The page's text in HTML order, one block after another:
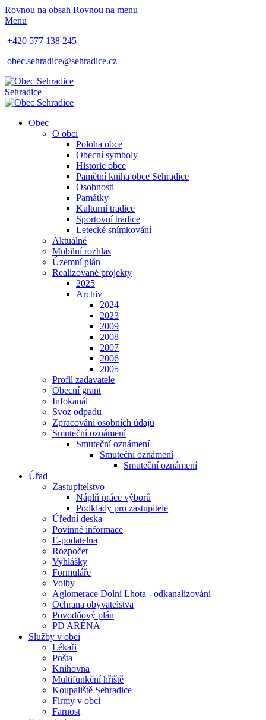
Rovnou na obsah Rovnou na menu
Menu
+420 577 138 245
obec.sehradice@sehradice.cz
Sehradice
Obec
O obci
Poloha obce
Obecní symboly
Historie obce
Pamětní kniha obce Sehradice
Osobnosti
Památky
Kulturní tradice
Sportovní tradice
Letecké snímkování
Aktuálně
Mobilní rozhlas
Územní plán
Realizované projekty
2025
Archiv
2024
2023
2009
2008
2007
2006
2005
Profil zadavatele
Obecní grant
Infokanál
Svoz odpadu
Zpracování osobních údajů
Smuteční oznámení
Smuteční oznámení
Smuteční oznámení
Smuteční oznámení
Úřad
Zastupitelstvo
Náplň práce výborů
Podklady pro zastupitele
Úřední deska
Povinné informace
E-podatelna
Rozpočet
Vyhlášky
Formuláře
Volby
Aglomerace Dolní Lhota - odkanalizování
Ochrana obyvatelstva
Povodňový plán
PD ARÉNA
Služby v obci
Lékaři
Pošta
Knihovna
Multifunkční hřiště
Koupaliště Sehradice
Firmy v obci
Farnost